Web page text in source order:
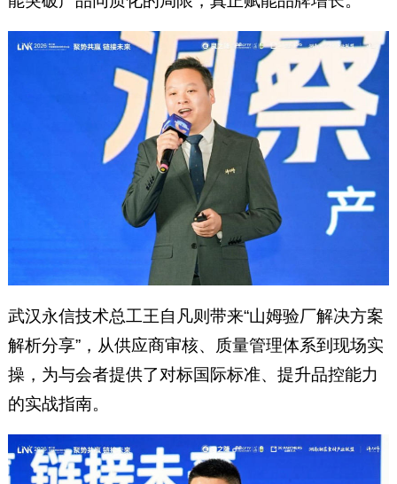
武汉永信技术总工王自凡则带来“山姆验厂解决方案
解析分享”，从供应商审核、质量管理体系到现场实
操，为与会者提供了对标国际标准、提升品控能力
的实战指南。